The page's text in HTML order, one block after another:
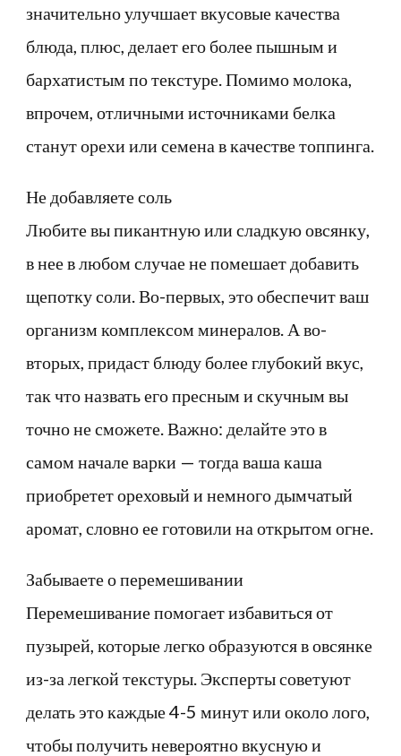
значительно улучшает вкусовые качества
блюда, плюс, делает его более пышным и
бархатистым по текстуре. Помимо молока,
впрочем, отличными источниками белка
станут орехи или семена в качестве топпинга.
Не добавляете соль
Любите вы пикантную или сладкую овсянку,
в нее в любом случае не помешает добавить
щепотку соли. Во-первых, это обеспечит ваш
организм комплексом минералов. А во-
вторых, придаст блюду более глубокий вкус,
так что назвать его пресным и скучным вы
точно не сможете. Важно: делайте это в
самом начале варки — тогда ваша каша
приобретет ореховый и немного дымчатый
аромат, словно ее готовили на открытом огне.
Забываете о перемешивании
Перемешивание помогает избавиться от
пузырей, которые легко образуются в овсянке
из-за легкой текстуры. Эксперты советуют
делать это каждые 4-5 минут или около лого,
чтобы получить невероятно вкусную и